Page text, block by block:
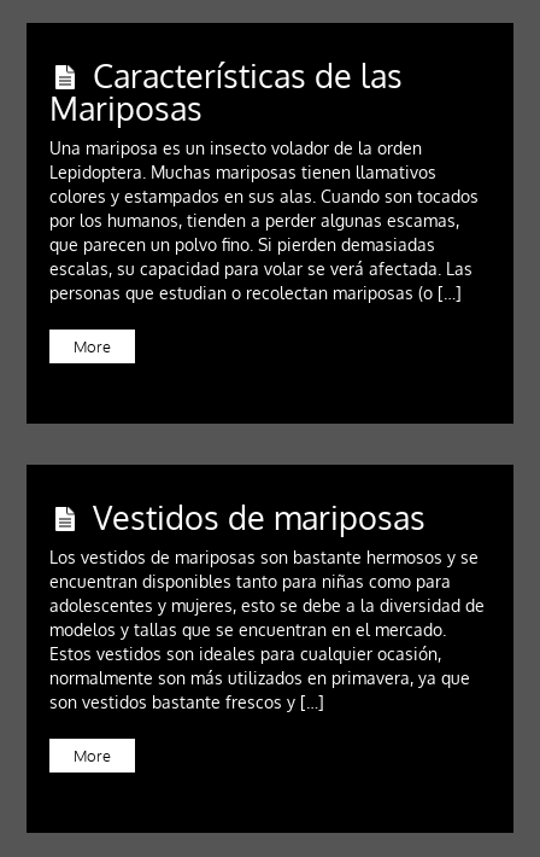
Características de las
Mariposas
Una mariposa es un insecto volador de la orden
Lepidoptera. Muchas mariposas tienen llamativos
colores y estampados en sus alas. Cuando son tocados
por los humanos, tienden a perder algunas escamas,
que parecen un polvo fino. Si pierden demasiadas
escalas, su capacidad para volar se verá afectada. Las
personas que estudian o recolectan mariposas (o […]
More
Vestidos de mariposas
Los vestidos de mariposas son bastante hermosos y se
encuentran disponibles tanto para niñas como para
adolescentes y mujeres, esto se debe a la diversidad de
modelos y tallas que se encuentran en el mercado.
Estos vestidos son ideales para cualquier ocasión,
normalmente son más utilizados en primavera, ya que
son vestidos bastante frescos y […]
More